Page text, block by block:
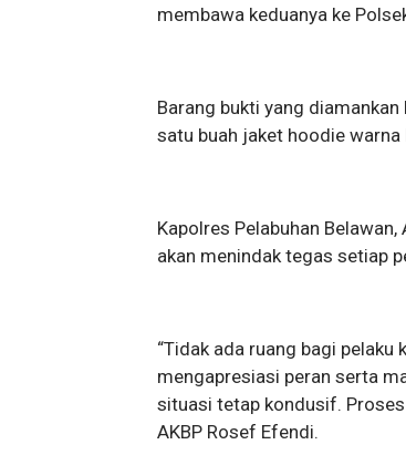
membawa keduanya ke
Barang bukti yang
satu buah jaket hoodie warna
Kapolres Pelabuhan Belawan,
akan menindak tegas setiap
“Tidak ada ruang bagi pelaku
mengapresiasi peran serta
situasi tetap kondusif. Proses
AKBP Rosef Efendi.